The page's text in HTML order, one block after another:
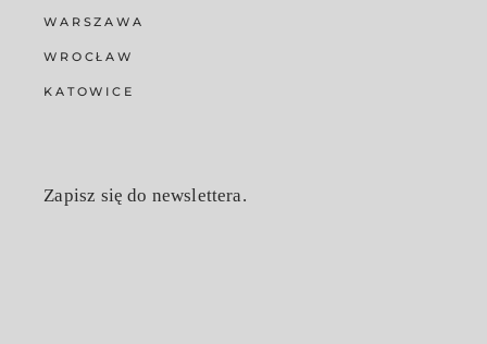
WARSZAWA
WROCŁAW
KATOWICE
Zapisz się do newslettera.